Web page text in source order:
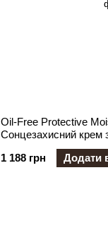
Oil-Free Protective
Сонцезахисний крем
1 188 грн
Додати